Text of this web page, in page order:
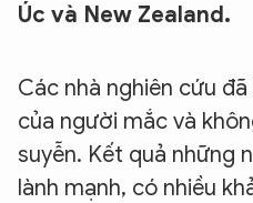
Úc và New Zealand.
Các nhà nghiên cứu
của người mắc và
suyễn. Kết quả những
lành mạnh, có nhiều